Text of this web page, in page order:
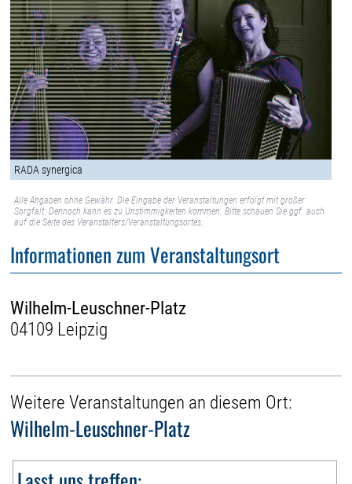
RADA synergica
Alle Angaben ohne Gewähr. Die Eingabe der Veranstaltungen erfolgt mit großer
Sorgfalt. Dennoch kann es zu Unstimmigkeiten kommen. Bitte schauen Sie ggf. auch
auf die Seite des Veranstalters/Veranstaltungsortes.
Informationen zum Veranstaltungsort
Wilhelm-Leuschner-Platz
04109 Leipzig
Weitere Veranstaltungen an diesem Ort:
Wilhelm-Leuschner-Platz